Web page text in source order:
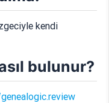
kendi
bulunur?